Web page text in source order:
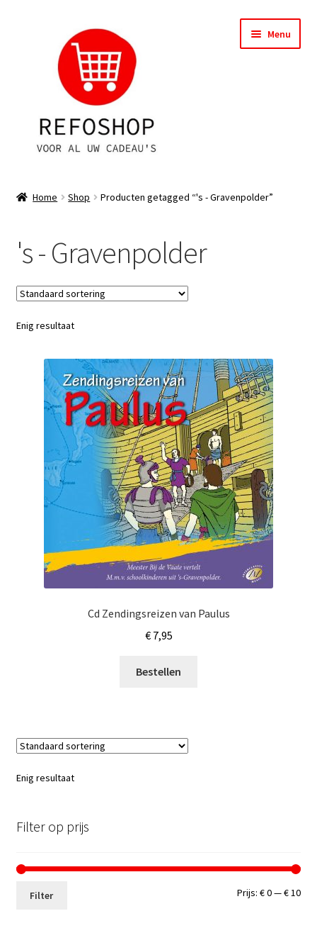
navigatie
Menu
Assortiment
Account
Nieuws
Klantenservice
Retour
Home Shop Producten getagged “'s - Gravenpolder”
's - Gravenpolder
Enig resultaat
Cd Zendingsreizen van Paulus
€7,95
Bestellen
Enig resultaat
Filter op prijs
Min.
Filter Prijs:€ 0—€ 10